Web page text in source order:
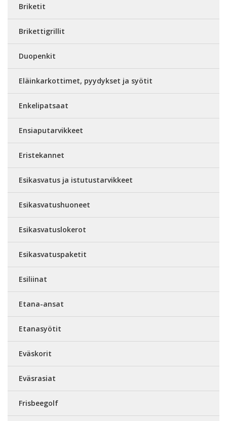
Briketit
Brikettigrillit
Duopenkit
Eläinkarkottimet, pyydykset ja syötit
Enkelipatsaat
Ensiaputarvikkeet
Eristekannet
Esikasvatus ja istutustarvikkeet
Esikasvatushuoneet
Esikasvatuslokerot
Esikasvatuspaketit
Esiliinat
Etana-ansat
Etanasyötit
Eväskorit
Eväsrasiat
Frisbeegolf